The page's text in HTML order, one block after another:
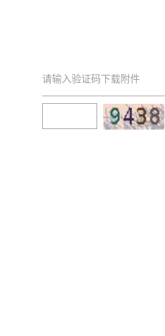
请输入验证码下载附件